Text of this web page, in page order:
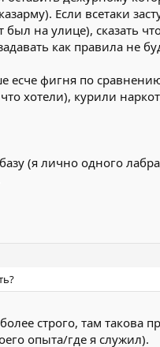
Если всетаки
был на улице), сказать
как правила не
есче фигня по
хотели), курили
(я лично одного
строго, там такова
опыта/где я служил).